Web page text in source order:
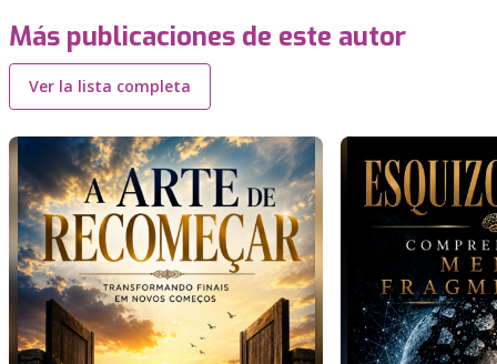
Más publicaciones de este autor
Ver la lista completa